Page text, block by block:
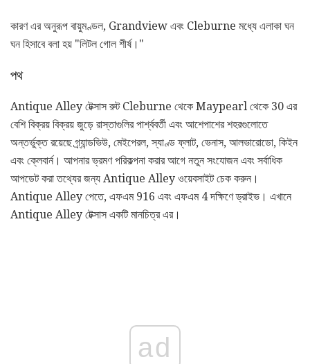
কারণ এর অনুরূপ বায়ুমণ্ডল, Grandview এবং Cleburne মধ্যে এলাকা ঘন
ঘন হিসাবে বলা হয় "লিটল গোল শীর্ষ।"
পথ
Antique Alley টেক্সাস রুট Cleburne থেকে Maypearl থেকে 30 এর
বেশি বিক্রয় বিক্রয় জুড়ে রাস্তাগুলির পার্শ্ববর্তী এবং আশেপাশের শহরগুলোতে
অন্তর্ভুক্ত রয়েছে গ্র্যান্ডভিউ, মেইপেরল, স্যাণ্ড ফ্লাট, ভেনাস, আলভারোডো, কিইন
এবং ক্লেবার্ন। আপনার ভ্রমণ পরিকল্পনা করার আগে নতুন সংযোজন এবং সর্বাধিক
আপডেট করা তথ্যের জন্য Antique Alley ওয়েবসাইট চেক করুন।
Antique Alley পেতে, এফএম 916 এবং এফএম 4 দক্ষিণে ড্রাইভ। এখানে
Antique Alley টেক্সাস একটি মানচিত্র এর।
ad